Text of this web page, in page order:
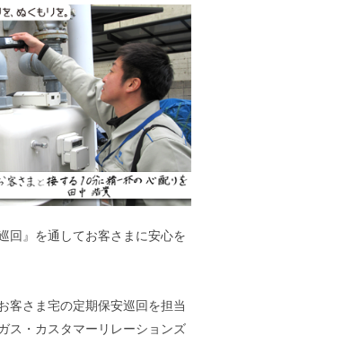
回』を通してお客さまに安心を
客さま宅の定期保安巡回を担当
ス・カスタマーリレーションズ